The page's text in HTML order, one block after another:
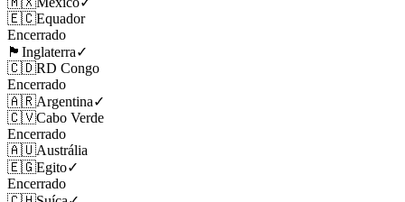
🇪🇨Equador
Encerrado
🏴󠁧󠁢󠁥󠁮󠁧󠁿 Inglaterra✓
🇨🇩RD Congo
Encerrado
🇦🇷Argentina✓
🇨🇻Cabo Verde
Encerrado
🇦🇺Austrália
🇪🇬Egito✓
Encerrado